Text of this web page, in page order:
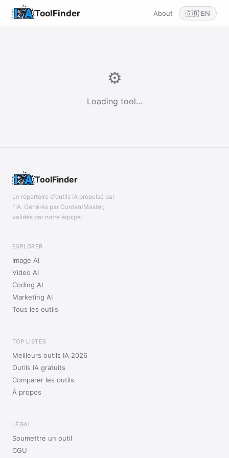
ToolFinder About 🇬🇧 EN
⚙️
Loading tool...
ToolFinder
Le répertoire d'outils IA propulsé par
l'IA. Générés par ContentMaster,
validés par notre équipe.
EXPLORER
Image AI
Video AI
Coding AI
Marketing AI
Tous les outils
TOP LISTES
Meilleurs outils IA 2026
Outils IA gratuits
Comparer les outils
À propos
LÉGAL
Soumettre un outil
CGU